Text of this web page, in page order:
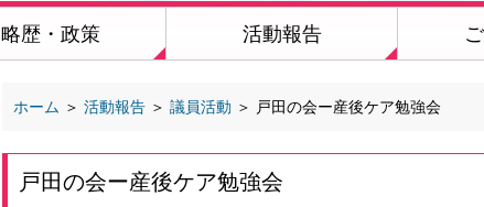
略歴・政策 活動報告
ホーム ＞ 活動報告 ＞ 議員活動 ＞ 戸田の会ー産後ケア勉強会
戸田の会ー産後ケア勉強会